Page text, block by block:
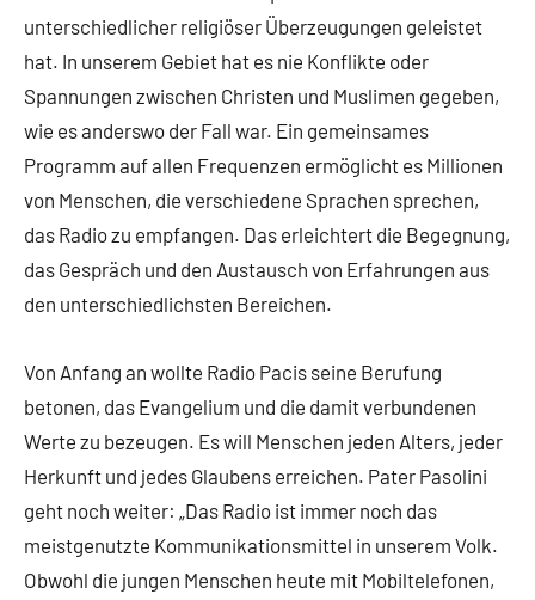
unterschiedlicher religiöser Überzeugungen geleistet
hat. In unserem Gebiet hat es nie Konflikte oder
Spannungen zwischen Christen und Muslimen gegeben,
wie es anderswo der Fall war. Ein gemeinsames
Programm auf allen Frequenzen ermöglicht es Millionen
von Menschen, die verschiedene Sprachen sprechen,
das Radio zu empfangen. Das erleichtert die Begegnung,
das Gespräch und den Austausch von Erfahrungen aus
den unterschiedlichsten Bereichen.
Von Anfang an wollte Radio Pacis seine Berufung
betonen, das Evangelium und die damit verbundenen
Werte zu bezeugen. Es will Menschen jeden Alters, jeder
Herkunft und jedes Glaubens erreichen. Pater Pasolini
geht noch weiter: „Das Radio ist immer noch das
meistgenutzte Kommunikationsmittel in unserem Volk.
Obwohl die jungen Menschen heute mit Mobiltelefonen,